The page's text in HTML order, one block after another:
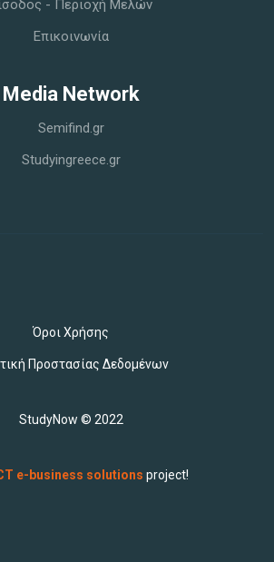
- Περιοχή Μελών
Επικοινωνία
Media Network
Semifind.gr
Studyingreece.gr
Όροι Χρήσης
Προστασίας Δεδομένων
StudyNow © 2022
e-business solutions project!